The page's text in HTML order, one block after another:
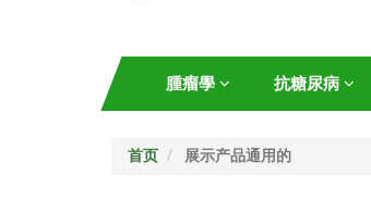
腫瘤學 抗糖尿病
首页 展示产品通用的